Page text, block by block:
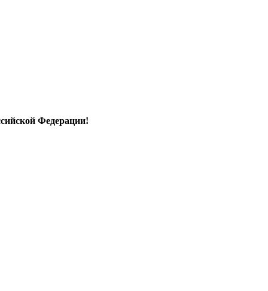
Федерации!